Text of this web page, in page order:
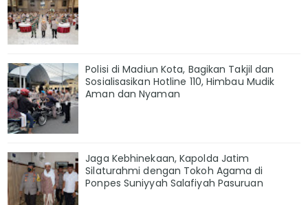
Polisi di Madiun Kota, Bagikan Takjil dan
Sosialisasikan Hotline 110, Himbau Mudik
Aman dan Nyaman
Jaga Kebhinekaan, Kapolda Jatim
Silaturahmi dengan Tokoh Agama di
Ponpes Suniyyah Salafiyah Pasuruan